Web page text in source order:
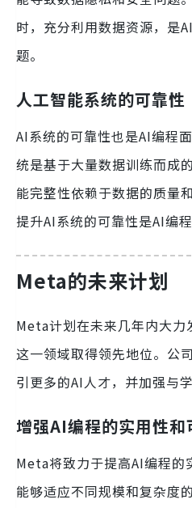
时，充分利用数据资源，是
题。
人工智能系统的可靠性
AI系统的可靠性也是AI编程
统是基于大量数据训练而成
能完整性依赖于数据的质量
提升AI系统的可靠性是AI编
Meta的未来计划
Meta计划在未来几年内大力
这一领域取得领先地位。公
引更多的AI人才，并加强与
增强AI编程的实用性和
Meta将致力于提高AI编程的
能够适应不同规模和复杂度